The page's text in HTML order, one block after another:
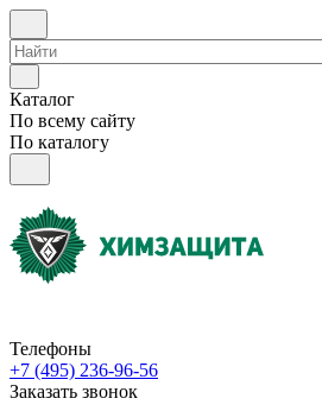
Каталог
По всему сайту
По каталогу
Телефоны
+7 (495) 236-96-56
Заказать звонок